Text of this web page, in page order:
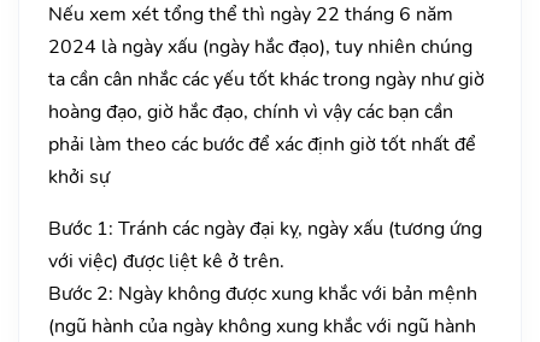
Nếu xem xét tổng thể thì ngày 22 tháng 6 năm
2024 là ngày xấu (ngày hắc đạo), tuy nhiên chúng
ta cần cân nhắc các yếu tốt khác trong ngày như giờ
hoàng đạo, giờ hắc đạo, chính vì vậy các bạn cần
phải làm theo các bước để xác định giờ tốt nhất để
khởi sự
Bước 1: Tránh các ngày đại kỵ, ngày xấu (tương ứng
với việc) được liệt kê ở trên.
Bước 2: Ngày không được xung khắc với bản mệnh
(ngũ hành của ngày không xung khắc với ngũ hành